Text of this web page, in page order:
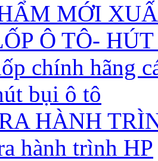
MỚI
Ô TÔ-
chính hãng
bụi ô tô
HÀNH
hành trình HP